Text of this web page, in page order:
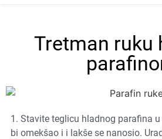
Tretman ruku
1. Stavite teglicu hladnog parafina
bi omekšao i i lakše se nanosio.